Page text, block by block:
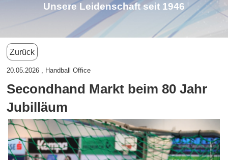
Unsere Leidenschaft seit 1946
Zurück
20.05.2026 , Handball Office
Secondhand Markt beim 80 Jahr
Jubilläum